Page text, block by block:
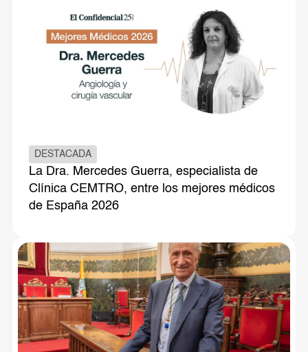
DESTACADA
La Dra. Mercedes Guerra, especialista de
Clínica CEMTRO, entre los mejores médicos
de España 2026